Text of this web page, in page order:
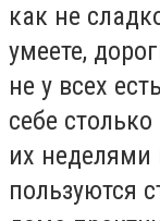
как не
умеете,
не у всех
себе
их неделями
пользуются